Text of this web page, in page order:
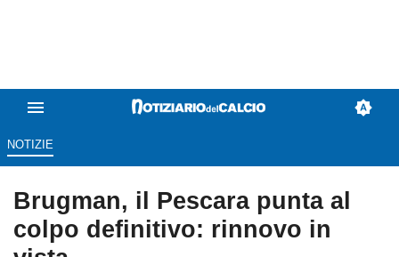
NOTIZIE
Brugman, il Pescara punta al
colpo definitivo: rinnovo in